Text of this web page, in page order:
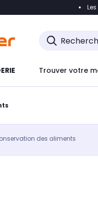
Accéder
Trouver votre
des aliments